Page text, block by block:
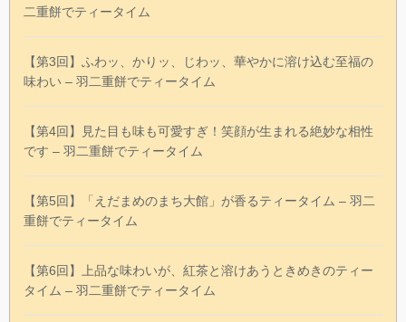
二重餅でティータイム
【第3回】ふわッ、かりッ、じわッ、華やかに溶け込む至福の
味わい – 羽二重餅でティータイム
【第4回】見た目も味も可愛すぎ！笑顔が生まれる絶妙な相性
です – 羽二重餅でティータイム
【第5回】「えだまめのまち大館」が香るティータイム – 羽二
重餅でティータイム
【第6回】上品な味わいが、紅茶と溶けあうときめきのティー
タイム – 羽二重餅でティータイム